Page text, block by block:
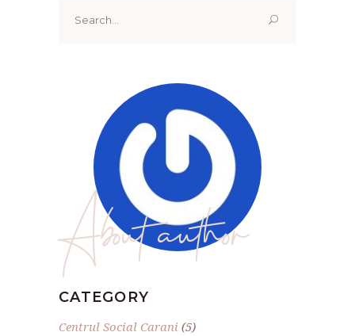
for:
About author
CATEGORY
Centrul Social Carani (5)